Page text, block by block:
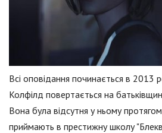
Всі оповідання починається в 2013
Колфілд повертається на
Вона була відсутня у ньому протягом
приймають в престижну школу